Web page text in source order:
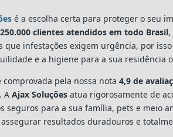
é a escolha certa para proteger o seu
clientes atendidos em todo Brasil
infestações exigem urgência, por
e a higiene para a sua residência
comprovada pela nossa nota 4,9 de
AAjax Soluções atua rigorosamente de
seguros para a sua família, pets e meio
resultados duradouros e